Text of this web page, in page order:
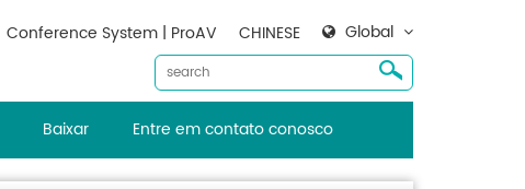
Global
CHINESE
Conference System | ProAV
Baixar Entre em contato conosco